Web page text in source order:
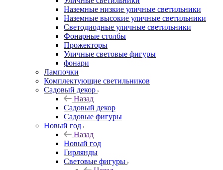
Наземные низкие уличные светильники
Наземные высокие уличные светильники
Светодиодные уличные светильники
Фонарные столбы
Прожекторы
Уличные световые фигуры
фонари
Лампочки
Комплектующие светильников
Садовый декор
Назад
Садовый декор
Садовые фигуры
Новый год
Назад
Новый год
Гирлянды
Световые фигуры